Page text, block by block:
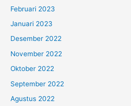
Februari 2023
Januari 2023
Desember 2022
November 2022
Oktober 2022
September 2022
Agustus 2022